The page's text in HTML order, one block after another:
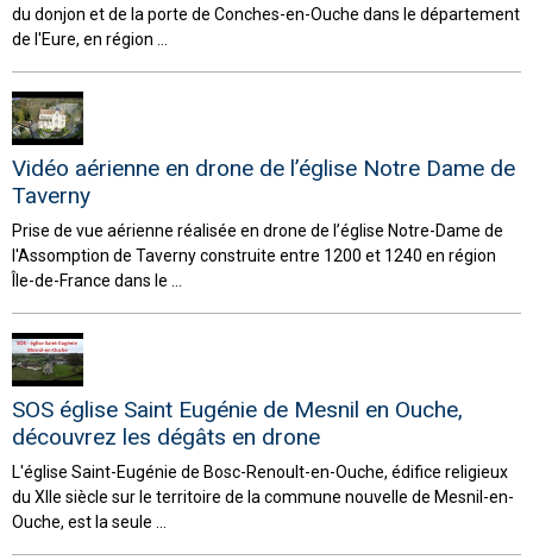
du donjon et de la porte de Conches-en-Ouche dans le département
de l'Eure, en région ...
Vidéo aérienne en drone de l’église Notre Dame de
Taverny
Prise de vue aérienne réalisée en drone de l’église Notre-Dame de
l'Assomption de Taverny construite entre 1200 et 1240 en région
Île-de-France dans le ...
SOS église Saint Eugénie de Mesnil en Ouche,
découvrez les dégâts en drone
L'église Saint-Eugénie de Bosc-Renoult-en-Ouche, édifice religieux
du XIIe siècle sur le territoire de la commune nouvelle de Mesnil-en-
Ouche, est la seule ...